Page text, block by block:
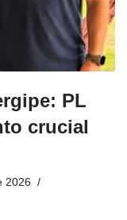
PL
crucial
2026